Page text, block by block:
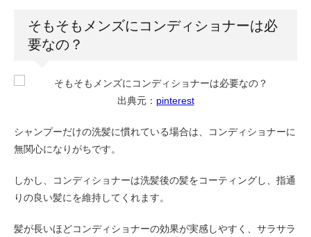
そもそもメンズにコンディショナーは必
要なの？
出典元： pinterest
シャンプーだけの洗髪に慣れている場合は、コンディショナーに
無関心になりがちです。
しかし、コンディショナーは洗髪後の髪をコーティングし、指通
りの良い髪にを維持してくれます。
髪が長いほどコンディショナーの効果が実感しやすく、サラサラ